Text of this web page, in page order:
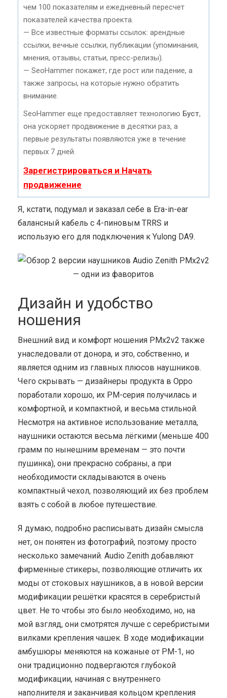
чем 100 показателям и ежедневный пересчет
показателей качества проекта.
— Все известные форматы ссылок: арендные
ссылки, вечные ссылки, публикации (упоминания,
мнения, отзывы, статьи, пресс-релизы).
— SeoHammer покажет, где рост или падение, а
также запросы, на которые нужно обратить
внимание.
SeoHammer еще предоставляет технологию Буст,
она ускоряет продвижение в десятки раз, а
первые результаты появляются уже в течение
первых 7 дней.
Зарегистрироваться и Начать
продвижение
Я, кстати, подумал и заказал себе в Era-in-ear
балансный кабель с 4-пиновым TRRS и
использую его для подключения к Yulong DA9.
Дизайн и удобство
ношения
Внешний вид и комфорт ношения PMx2v2 также
унаследовали от донора, и это, собственно, и
является одним из главных плюсов наушников.
Чего скрывать — дизайнеры продукта в Oppo
поработали хорошо, их PM-серия получилась и
комфортной, и компактной, и весьма стильной.
Несмотря на активное использование металла,
наушники остаются весьма лёгкими (меньше 400
грамм по нынешним временам — это почти
пушинка), они прекрасно собраны, а при
необходимости складываются в очень
компактный чехол, позволяющий их без проблем
взять с собой в любое путешествие.
Я думаю, подробно расписывать дизайн смысла
нет, он понятен из фотографий, поэтому просто
несколько замечаний. Audio Zenith добавляют
фирменные стикеры, позволяющие отличить их
моды от стоковых наушников, а в новой версии
модификации решётки красятся в серебристый
цвет. Не то чтобы это было необходимо, но, на
мой взгляд, они смотрятся лучше с серебристыми
вилками крепления чашек. В ходе модификации
амбушюры меняются на кожаные от PM-1, но
они традиционно подвергаются глубокой
модификации, начиная с внутреннего
наполнителя и заканчивая кольцом крепления